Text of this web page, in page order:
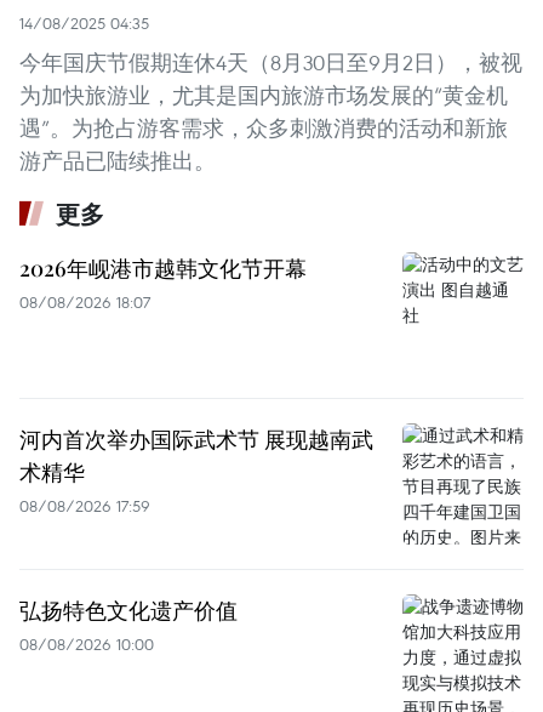
14/08/2025 04:35
今年国庆节假期连休4天（8月30日至9月2日），被视
为加快旅游业，尤其是国内旅游市场发展的“黄金机
遇”。为抢占游客需求，众多刺激消费的活动和新旅
游产品已陆续推出。
更多
2026年岘港市越韩文化节开幕
08/08/2026 18:07
河内首次举办国际武术节 展现越南武
术精华
08/08/2026 17:59
弘扬特色文化遗产价值
08/08/2026 10:00